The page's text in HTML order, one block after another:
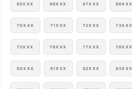
65XXX 66XXX 67XXX 68XXX
70XXX 71XXX 72XXX 73XXX
75XXX 76XXX 77XXX 78XXX
80XXX 81XXX 82XXX 83XXX